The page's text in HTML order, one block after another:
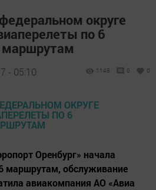
округе
по 6
- 05:10 1148 0 0
Оренбург» начала
маршрутам, обслуживание
авиакомпания АО «Авиа